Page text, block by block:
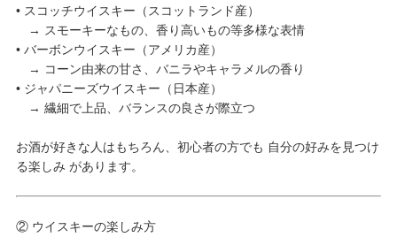
• スコッチウイスキー（スコットランド産）
→ スモーキーなもの、香り高いもの等多様な表情
• バーボンウイスキー（アメリカ産）
→ コーン由来の甘さ、バニラやキャラメルの香り
• ジャパニーズウイスキー（日本産）
→ 繊細で上品、バランスの良さが際立つ
お酒が好きな人はもちろん、初心者の方でも 自分の好みを見つけ
る楽しみ があります。
② ウイスキーの楽しみ方